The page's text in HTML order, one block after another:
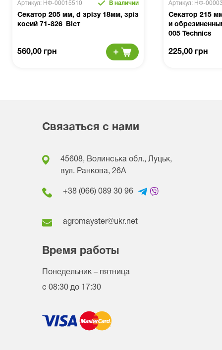
Артикул: НФ-00015510 В наличии
Секатор 205 мм, d зрізу 18мм, зріз
косий 71-826_Віст
560,00 грн
Артикул: НФ-
Секатор 215
и
005 Technics
225,00 грн
Связаться с нами
45608, Волинська обл., Луцьк,
вул. Ранкова, 26A
+38 (066) 089 30 96
agromayster@ukr.net
Время работы
Понедельник – пятница
с 08:30 до 17:30